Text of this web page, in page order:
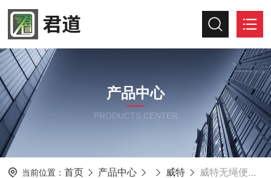
产品中心
PRODUCTS CENTER
当前位置： 首页 产品中心 威特 威特无绳便携食品包装气体分析仪OXYBABY M+